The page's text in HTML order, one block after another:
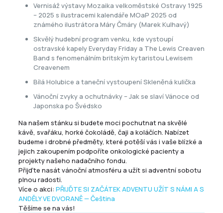
Vernisáž výstavy Mozaika velkoměstské Ostravy 1925
– 2025 s ilustracemi kalendáře MOaP 2025 od
známého ilustrátora Máry Čmáry (Marek Kulhavý)
Skvělý hudební program venku, kde vystoupí
ostravské kapely Everyday Friday a The Lewis Creaven
Band s fenomenálním britským kytaristou Lewisem
Creavenem
Bílá Holubice a taneční vystoupení Skleněná kulička
Vánoční zvyky a ochutnávky – Jak se slaví Vánoce od
Japonska po Švédsko
Na našem stánku si budete moci pochutnat na skvělé
kávě, svařáku, horké čokoládě, čaji a koláčích. Nabízet
budeme i drobné předměty, které potěší vás i vaše blízké a
jejich zakoupením podpoříte onkologické pacienty a
projekty našeho nadačního fondu.
Přijďte nasát vánoční atmosféru a užít si adventní sobotu
plnou radosti.
Více o akci: PŘIJĎTE SI ZAČÁTEK ADVENTU UŽÍT S NÁMI A S
ANDĚLY VE DVORANĚ — Čeština
Těšíme se na vás!